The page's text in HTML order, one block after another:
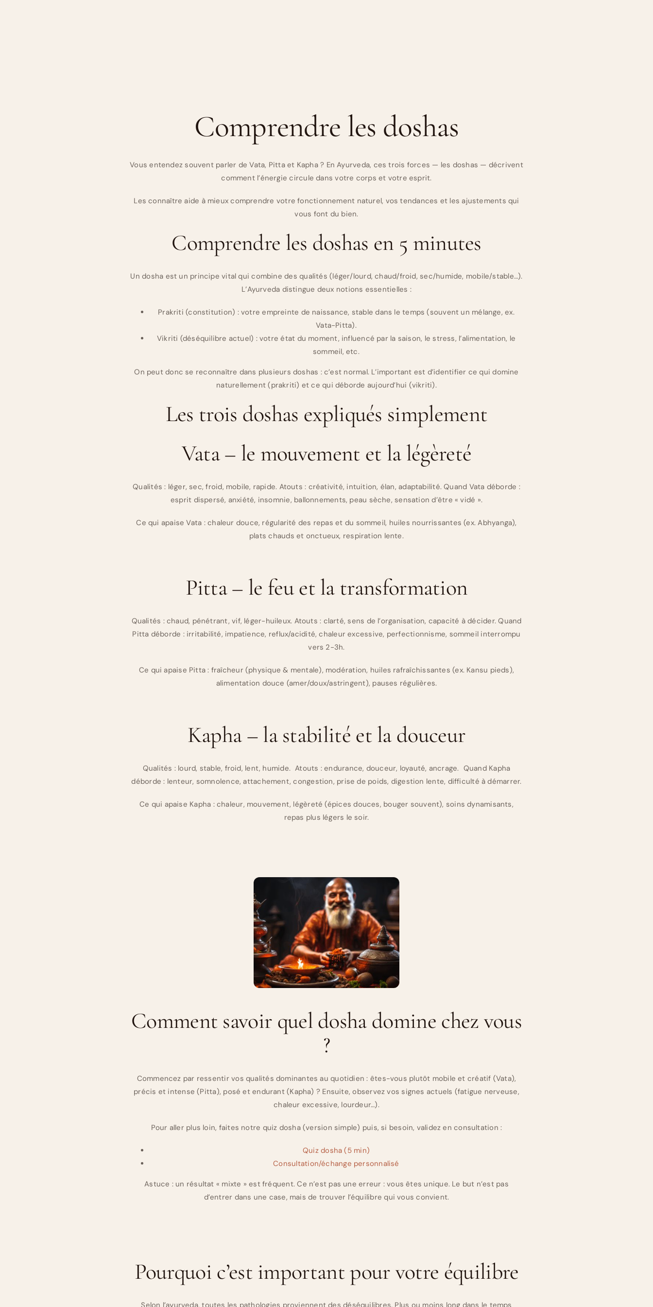
Comprendre les doshas
Vous entendez souvent parler de Vata, Pitta et Kapha ? En Ayurveda, ces trois forces — les doshas — décrivent
comment l’énergie circule dans votre corps et votre esprit.
Les connaître aide à mieux comprendre votre fonctionnement naturel, vos tendances et les ajustements qui
vous font du bien.
Comprendre les doshas en 5 minutes
Un dosha est un principe vital qui combine des qualités (léger/lourd, chaud/froid, sec/humide, mobile/stable…).
L’Ayurveda distingue deux notions essentielles :
Prakriti (constitution) : votre empreinte de naissance, stable dans le temps (souvent un mélange, ex.
Vata-Pitta).
Vikriti (déséquilibre actuel) : votre état du moment, influencé par la saison, le stress, l’alimentation, le
sommeil, etc.
On peut donc se reconnaître dans plusieurs doshas : c’est normal. L’important est d’identifier ce qui domine
naturellement (prakriti) et ce qui déborde aujourd’hui (vikriti).
Les trois doshas expliqués simplement
Vata – le mouvement et la légèreté
Qualités : léger, sec, froid, mobile, rapide. Atouts : créativité, intuition, élan, adaptabilité. Quand Vata déborde :
esprit dispersé, anxiété, insomnie, ballonnements, peau sèche, sensation d’être « vidé ».
Ce qui apaise Vata : chaleur douce, régularité des repas et du sommeil, huiles nourrissantes (ex. Abhyanga),
plats chauds et onctueux, respiration lente.
Pitta – le feu et la transformation
Qualités : chaud, pénétrant, vif, léger-huileux. Atouts : clarté, sens de l’organisation, capacité à décider. Quand
Pitta déborde : irritabilité, impatience, reflux/acidité, chaleur excessive, perfectionnisme, sommeil interrompu
vers 2-3h.
Ce qui apaise Pitta : fraîcheur (physique & mentale), modération, huiles rafraîchissantes (ex. Kansu pieds),
alimentation douce (amer/doux/astringent), pauses régulières.
Kapha – la stabilité et la douceur
Qualités : lourd, stable, froid, lent, humide. Atouts : endurance, douceur, loyauté, ancrage. Quand Kapha
déborde : lenteur, somnolence, attachement, congestion, prise de poids, digestion lente, difficulté à démarrer.
Ce qui apaise Kapha : chaleur, mouvement, légèreté (épices douces, bouger souvent), soins dynamisants,
repas plus légers le soir.
Comment savoir quel dosha domine chez vous
?
Commencez par ressentir vos qualités dominantes au quotidien : êtes-vous plutôt mobile et créatif (Vata),
précis et intense (Pitta), posé et endurant (Kapha) ? Ensuite, observez vos signes actuels (fatigue nerveuse,
chaleur excessive, lourdeur…).
Pour aller plus loin, faites notre quiz dosha (version simple) puis, si besoin, validez en consultation :
Quiz dosha (5 min)
Consultation/échange personnalisé
Astuce : un résultat « mixte » est fréquent. Ce n’est pas une erreur : vous êtes unique. Le but n’est pas
d’entrer dans une case, mais de trouver l’équilibre qui vous convient.
Pourquoi c’est important pour votre équilibre